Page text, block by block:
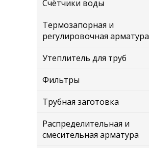
Счётчики воды
Термозапорная и
регулировочная арматура
Утеплитель для труб
Фильтры
Трубная заготовка
Распределительная и
смесительная арматура